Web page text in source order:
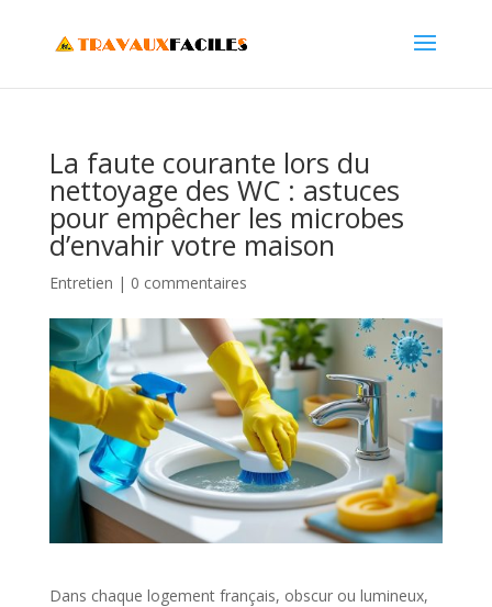
La faute courante lors du
nettoyage des WC : astuces
pour empêcher les microbes
d’envahir votre maison
Entretien | 0 commentaires
Dans chaque logement français, obscur ou lumineux,